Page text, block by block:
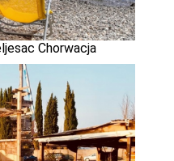
Chorwacja